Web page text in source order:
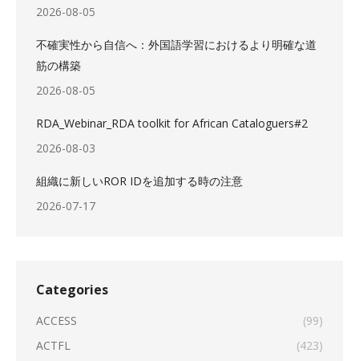
2026-08-05
不確実性から自信へ：外国語学習におけるより明確な道
筋の構築
2026-08-05
RDA_Webinar_RDA toolkit for African Cataloguers#2
2026-08-03
組織に新しいROR IDを追加する時の注意
2026-07-17
Categories
ACCESS
(99)
ACTFL
(423)